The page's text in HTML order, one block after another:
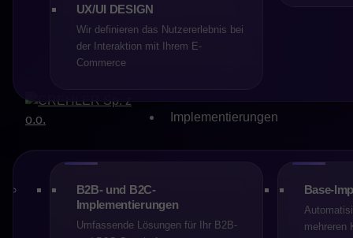
UX/UI DESIGN
Wir definieren das Nutzererlebnis bei
der Interaktion mit Ihrem E-
Commerce
Implementierungen
B2B- und B2C-
Implementierungen
Umfassende Lösungen für Ihr B2B-
Base-
mehreren
weil sie technisch
beeinflusst nicht nur das
Teams, die Skalierbarkeit
Plattform nach